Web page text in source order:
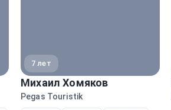
7 лет
Михаил Хомяков
Pegas Touristik